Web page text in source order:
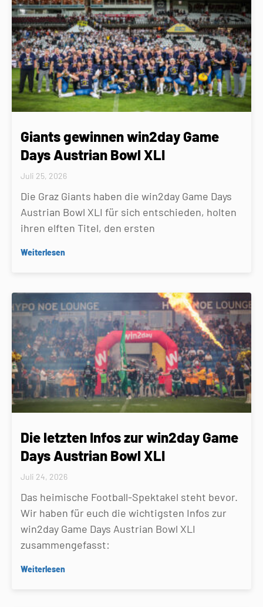
Giants gewinnen win2day Game
Days Austrian Bowl XLI
Juli 25, 2026
Die Graz Giants haben die win2day Game Days
Austrian Bowl XLI für sich entschieden, holten
ihren elften Titel, den ersten
Weiterlesen
Die letzten Infos zur win2day Game
Days Austrian Bowl XLI
Juli 24, 2026
Das heimische Football-Spektakel steht bevor.
Wir haben für euch die wichtigsten Infos zur
win2day Game Days Austrian Bowl XLI
zusammengefasst:
Weiterlesen